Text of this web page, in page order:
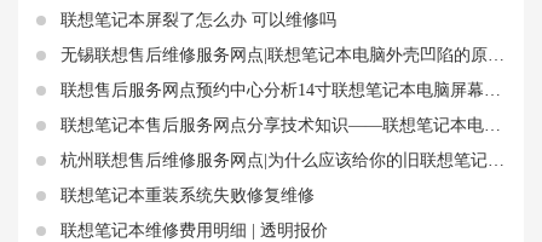
联想笔记本屏裂了怎么办 可以维修吗
无锡联想售后维修服务网点|联想笔记本电脑外壳凹陷的原因和解决办法
联想售后服务网点预约中心分析14寸联想笔记本电脑屏幕选择注重哪几个参数
联想笔记本售后服务网点分享技术知识——联想笔记本电脑硬盘怎么拆
杭州联想售后维修服务网点|为什么应该给你的旧联想笔记本换上固态硬盘
联想笔记本重装系统失败修复维修
联想笔记本维修费用明细 | 透明报价